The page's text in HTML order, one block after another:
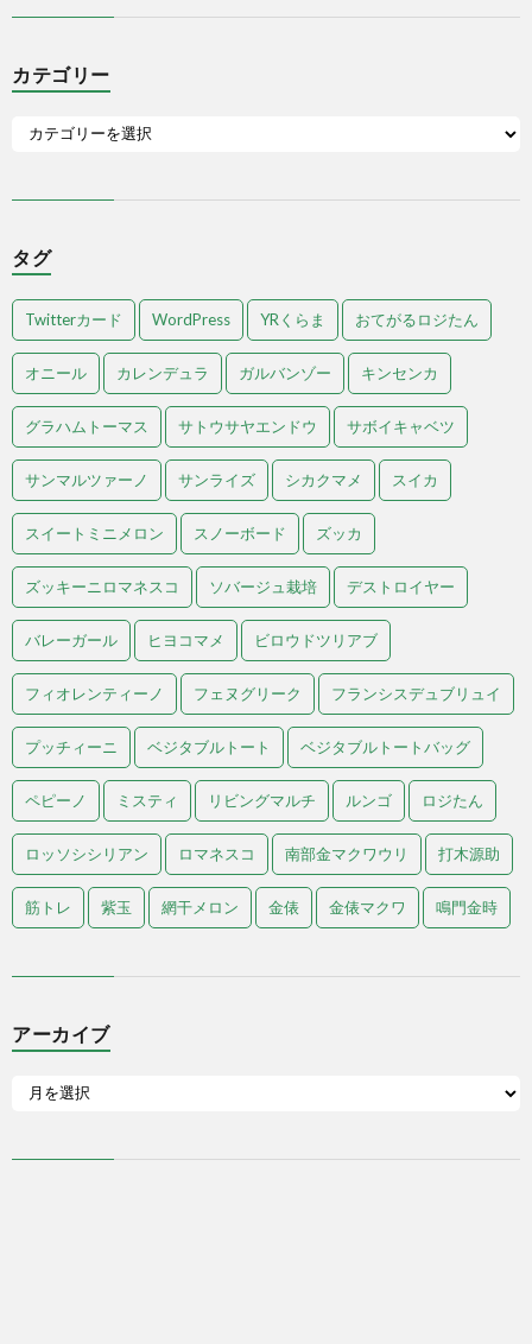
カテゴリー
タグ
Twitterカード WordPress YRくらま おてがるロジたん
オニール カレンデュラ ガルバンゾー キンセンカ
グラハムトーマス サトウサヤエンドウ サボイキャベツ
サンマルツァーノ サンライズ シカクマメ スイカ
スイートミニメロン スノーボード ズッカ
ズッキーニロマネスコ ソバージュ栽培 デストロイヤー
バレーガール ヒヨコマメ ビロウドツリアブ
フィオレンティーノ フェヌグリーク フランシスデュブリュイ
プッチィーニ ベジタブルトート ベジタブルトートバッグ
ペピーノ ミスティ リビングマルチ ルンゴ ロジたん
ロッソシシリアン ロマネスコ 南部金マクワウリ 打木源助
筋トレ 紫玉 網干メロン 金俵 金俵マクワ 鳴門金時
アーカイブ